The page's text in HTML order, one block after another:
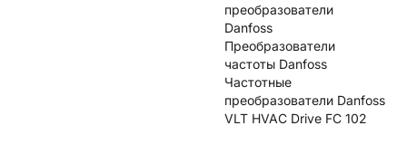
преобразователи
Danfoss
Преобразователи
частоты Danfoss
Частотные
преобразователи Danfoss
VLT HVAC Drive FC 102